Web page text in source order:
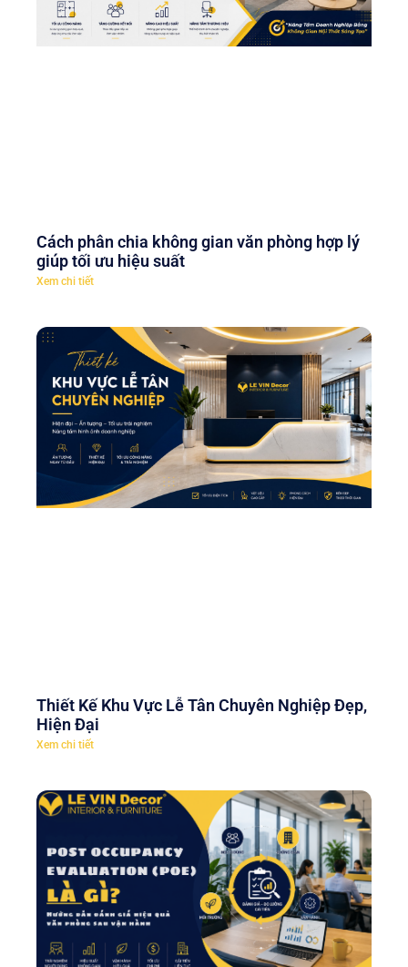
Cách phân chia không gian văn phòng hợp lý
giúp tối ưu hiệu suất
Xem chi tiết
Thiết Kế Khu Vực Lễ Tân Chuyên Nghiệp Đẹp,
Hiện Đại
Xem chi tiết